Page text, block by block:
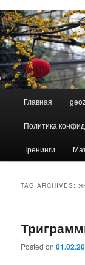
Skip
to
primary
content
Skip
to
secondary
content
Главная
Политика
Тренинги
TAG ARCHIVES:
Posted on